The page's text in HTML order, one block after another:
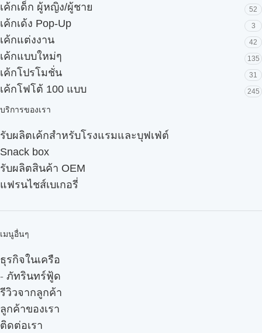
เค้กเด็ก ผู้หญิง/ผู้ชาย 52
เค้กเด้ง Pop-Up 3
เค้กแต่งงาน 42
เค้กแบบใหม่ๆ 135
เค้กโปรโมชั่น 31
เค้กโฟโต้ 100 แบบ 245
บริการของเรา
รับผลิตเค้กสำหรับโรงแรมและบุฟเฟ่ต์
Snack box
รับผลิตสินค้า OEM
แฟรนไชส์เบเกอรี่
เมนูอื่นๆ
ธุรกิจในเครือ
- ภัทรินทร์ฟู้ด
รีวิวจากลูกค้า
ลูกค้าของเรา
ติดต่อเรา